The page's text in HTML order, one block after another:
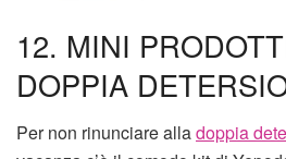
12. MINI
DOPPIA
Per non rinunciare alladoppia